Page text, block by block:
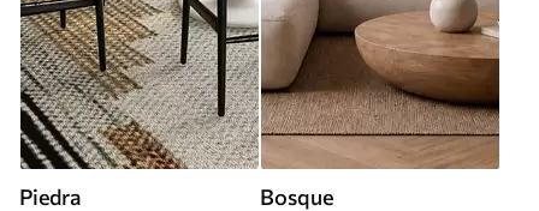
Piedra Bosque